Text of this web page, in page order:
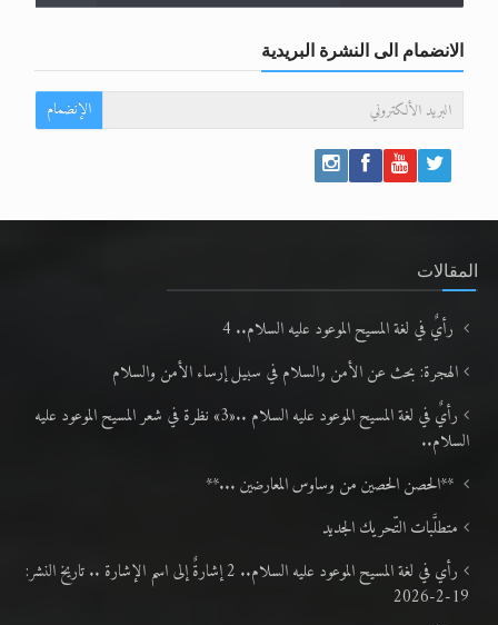
الانضمام الى النشرة البريدية
الإنضمام
المقالات
رأيٌ في لغة المسيح الموعود عليه السلام.. 4
الهجرة: بحث عن الأمن والسلام في سبيل إرساء الأمن والسلام
رأيٌ في لغة المسيح الموعود عليه السلام ..«3» نظرة في شعر المسيح الموعود عليه
السلام..
**الحصن الحصين من وساوس المعارضين ...**
متطلَّبات التّحريك الجديد
رأي في لغة المسيح الموعود عليه السلام.. 2 إشارةٌ إلى اسم الإشارة .. تاريخ النشر:
19-2-2026